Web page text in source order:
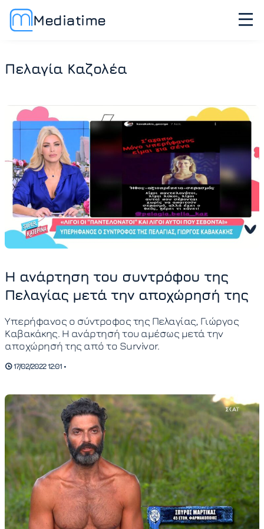
Mediatime
Πελαγία Καζολέα
Η ανάρτηση του συντρόφου της
Πελαγίας μετά την αποχώρησή της
Υπερήφανος ο σύντροφος της Πελαγίας, Γιώργος
Καβακάκης. Η ανάρτησή του αμέσως μετά την
αποχώρησή της από το Survivor.
17/02/2022 12:01 •